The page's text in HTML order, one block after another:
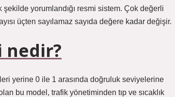
yorumlandığı resmi sistem. Çok değerli
üçten sayılamaz sayıda değere kadar değişir.
nedir?
yerine 0 ile 1 arasında doğruluk seviyelerine
bu model, trafik yönetiminden tıp ve sıcaklık